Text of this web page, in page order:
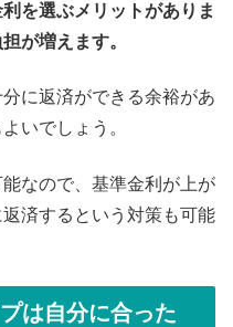
を選ぶメリットがありま
が増えます。
に返済ができる余裕があ
いでしょう。
なので、基準金利が上が
済するという対策も可能
は自分に合った